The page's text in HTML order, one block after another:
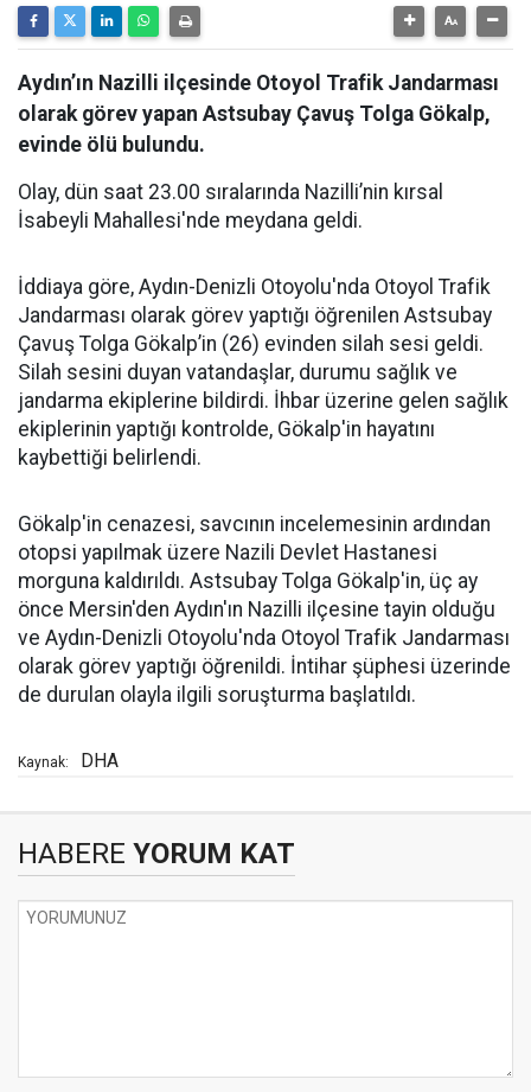
Aydın’ın Nazilli ilçesinde Otoyol Trafik Jandarması
olarak görev yapan Astsubay Çavuş Tolga Gökalp,
evinde ölü bulundu.
Olay, dün saat 23.00 sıralarında Nazilli’nin kırsal
İsabeyli Mahallesi'nde meydana geldi.
İddiaya göre, Aydın-Denizli Otoyolu'nda Otoyol Trafik
Jandarması olarak görev yaptığı öğrenilen Astsubay
Çavuş Tolga Gökalp’in (26) evinden silah sesi geldi.
Silah sesini duyan vatandaşlar, durumu sağlık ve
jandarma ekiplerine bildirdi. İhbar üzerine gelen sağlık
ekiplerinin yaptığı kontrolde, Gökalp'in hayatını
kaybettiği belirlendi.
Gökalp'in cenazesi, savcının incelemesinin ardından
otopsi yapılmak üzere Nazili Devlet Hastanesi
morguna kaldırıldı. Astsubay Tolga Gökalp'in, üç ay
önce Mersin'den Aydın'ın Nazilli ilçesine tayin olduğu
ve Aydın-Denizli Otoyolu'nda Otoyol Trafik Jandarması
olarak görev yaptığı öğrenildi. İntihar şüphesi üzerinde
de durulan olayla ilgili soruşturma başlatıldı.
Kaynak: DHA
HABERE YORUM KAT